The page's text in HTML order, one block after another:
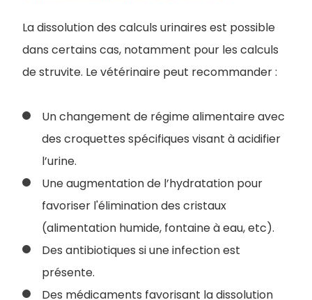
La dissolution des calculs urinaires est possible
dans certains cas, notamment pour les calculs
de struvite. Le vétérinaire peut recommander :
Un changement de régime alimentaire avec
des croquettes spécifiques visant à acidifier
l’urine.
Une augmentation de l’hydratation pour
favoriser l'élimination des cristaux
(alimentation humide, fontaine à eau, etc).
Des antibiotiques si une infection est
présente.
Des médicaments favorisant la dissolution